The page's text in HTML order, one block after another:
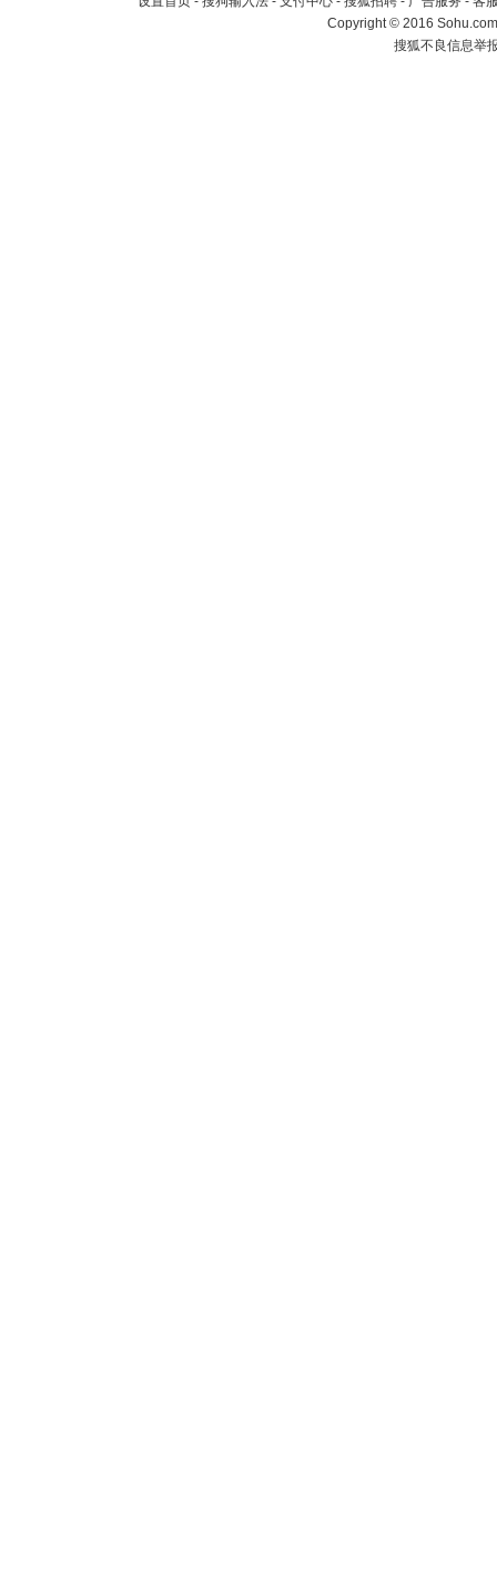
Copyright©2016
搜狐不良信息举